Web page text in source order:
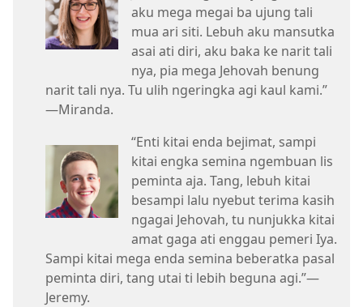
aku mega megai ba ujung tali
mua ari siti. Lebuh aku mansutka
asai ati diri, aku baka ke narit tali
nya, pia mega Jehovah benung
narit tali nya. Tu ulih ngeringka agi kaul kami.”​
—Miranda.
“Enti kitai enda bejimat, sampi
kitai engka semina ngembuan lis
peminta aja. Tang, lebuh kitai
besampi lalu nyebut terima kasih
ngagai Jehovah, tu nunjukka kitai
amat gaga ati enggau pemeri Iya.
Sampi kitai mega enda semina beberatka pasal
peminta diri, tang utai ti lebih beguna agi.”​—
Jeremy.